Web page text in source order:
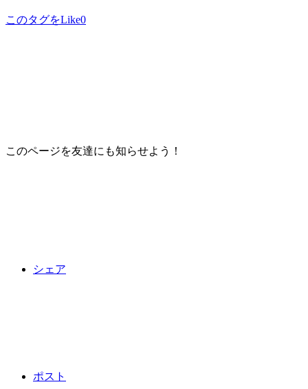
このタグをLike0
このページを友達にも知らせよう！
シェア
ポスト